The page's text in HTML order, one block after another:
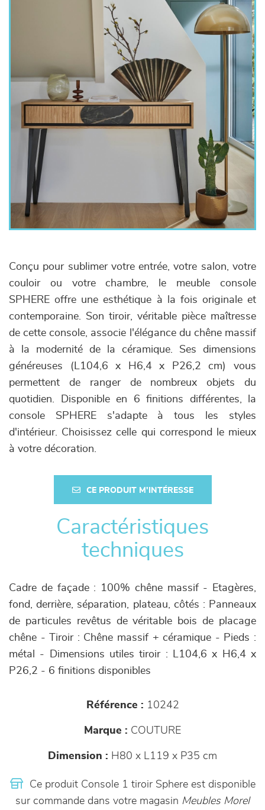
Conçu pour sublimer votre entrée, votre salon, votre
couloir ou votre chambre, le meuble console
SPHERE offre une esthétique à la fois originale et
contemporaine. Son tiroir, véritable pièce maîtresse
de cette console, associe l'élégance du chêne massif
à la modernité de la céramique. Ses dimensions
généreuses (L104,6 x H6,4 x P26,2 cm) vous
permettent de ranger de nombreux objets du
quotidien. Disponible en 6 finitions différentes, la
console SPHERE s'adapte à tous les styles
d'intérieur. Choisissez celle qui correspond le mieux
à votre décoration.
CE PRODUIT M'INTÉRESSE
Caractéristiques
techniques
Cadre de façade : 100% chêne massif - Etagères,
fond, derrière, séparation, plateau, côtés : Panneaux
de particules revêtus de véritable bois de placage
chêne - Tiroir : Chêne massif + céramique - Pieds :
métal - Dimensions utiles tiroir : L104,6 x H6,4 x
P26,2 - 6 finitions disponibles
Référence : 10242
Marque : COUTURE
Dimension : H80 x L119 x P35 cm
Ce produit Console 1 tiroir Sphere est disponible
sur commande dans votre magasin Meubles Morel